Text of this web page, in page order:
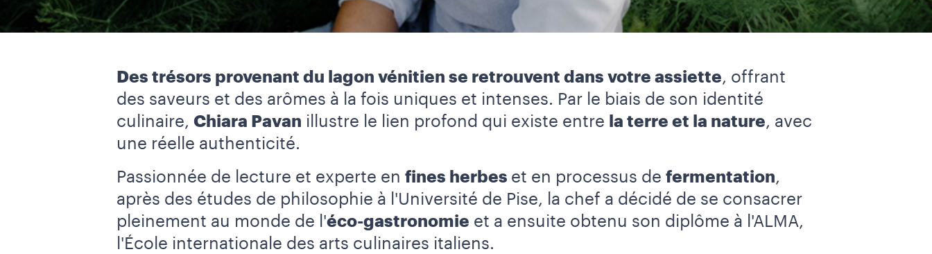
Des trésors provenant du lagon vénitien se retrouvent dans votre assiette, offrant
des saveurs et des arômes à la fois uniques et intenses. Par le biais de son identité
culinaire, Chiara Pavan illustre le lien profond qui existe entre la terre et la nature, avec
une réelle authenticité.
Passionnée de lecture et experte en fines herbes et en processus de fermentation,
après des études de philosophie à l'Université de Pise, la chef a décidé de se consacrer
pleinement au monde de l'éco-gastronomie et a ensuite obtenu son diplôme à l'ALMA,
l'École internationale des arts culinaires italiens.